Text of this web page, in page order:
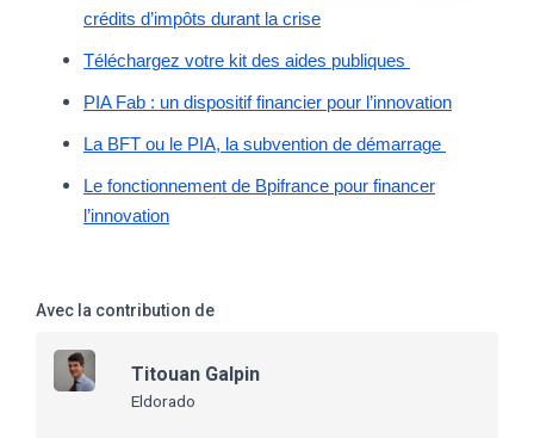
crédits d’impôts durant la crise
Téléchargez votre kit des aides publiques
PIA Fab : un dispositif financier pour l’innovation
La BFT ou le PIA, la subvention de démarrage
Le fonctionnement de Bpifrance pour financer
l’innovation
Avec la contribution de
Titouan Galpin
Eldorado